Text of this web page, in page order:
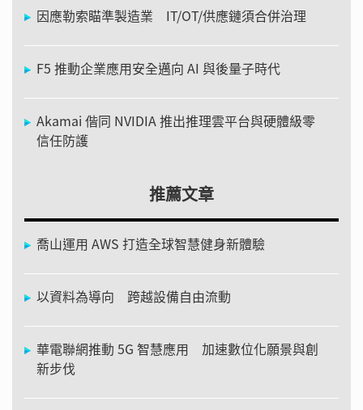
因應勒索瞄準製造業 IT/OT/供應鏈須合併治理
F5 推動企業應用安全邁向 AI 與後量子時代
Akamai 偕同 NVIDIA 推出推理雲平台與硬體級零
信任防護
推薦文章
喬山運用 AWS 打造全球智慧健身新體驗
以資料為導向 跨越設備自由流動
華電聯網推動 5G 智慧應用 加速數位化願景與創
新步伐